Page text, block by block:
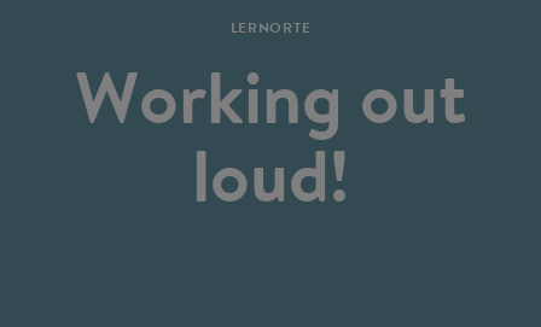
LERNORTE
Working out
loud!